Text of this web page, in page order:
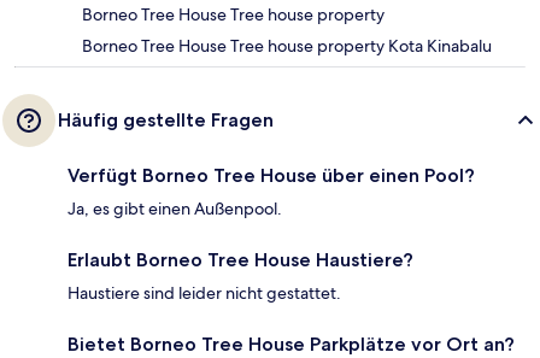
Borneo Tree House Tree house property
Borneo Tree House Tree house property Kota Kinabalu
Häufig gestellte Fragen
Verfügt Borneo Tree House über einen Pool?
Ja, es gibt einen Außenpool.
Erlaubt Borneo Tree House Haustiere?
Haustiere sind leider nicht gestattet.
Bietet Borneo Tree House Parkplätze vor Ort an?